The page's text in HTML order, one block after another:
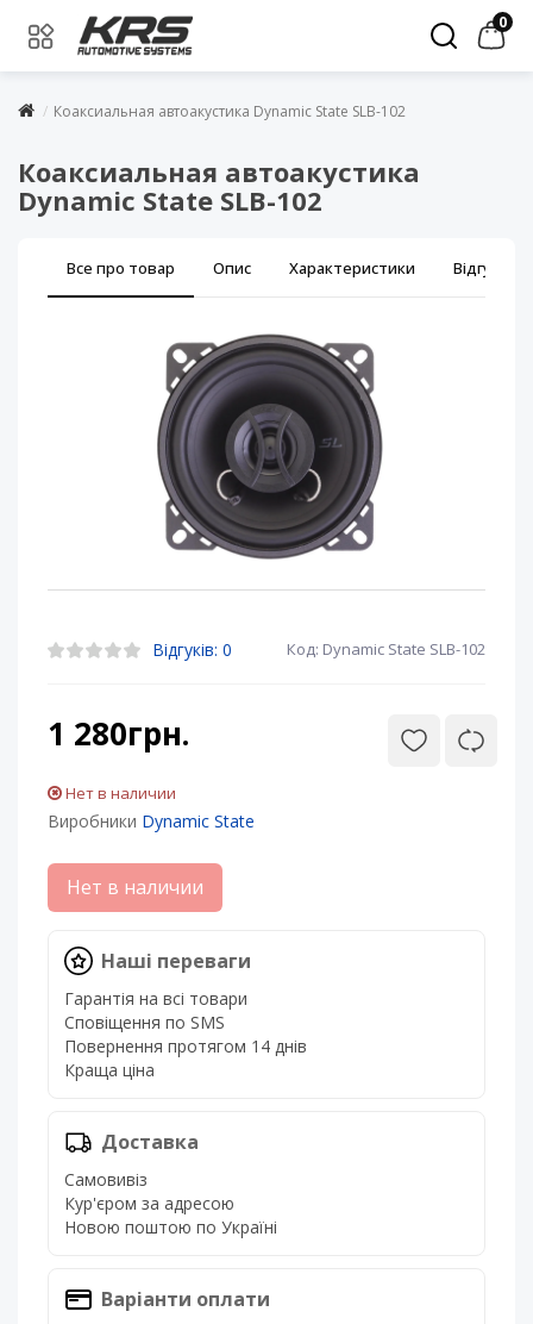
0
Коаксиальная автоакустика Dynamic State SLB-102
Коаксиальная автоакустика
Dynamic State SLB-102
Все про товар Опис Характеристики Відгуки (0)
Відгуків: 0 Код: Dynamic State SLB-102
1 280грн.
Нет в наличии
Виробники Dynamic State
Нет в наличии
Наші переваги
Гарантія на всі товари
Сповіщення по SMS
Повернення протягом 14 днів
Краща ціна
Доставка
Самовивіз
Кур'єром за адресою
Новою поштою по Україні
Варіанти оплати